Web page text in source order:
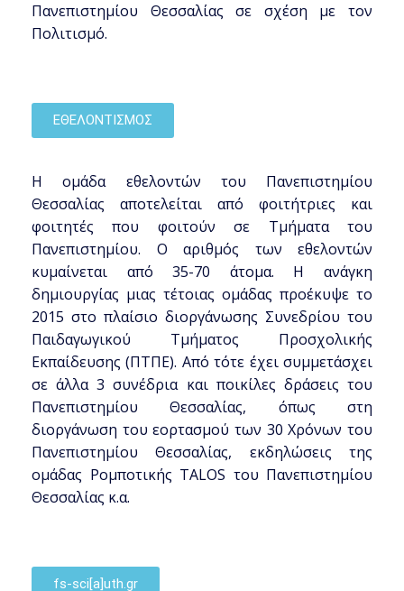
Πανεπιστημίου Θεσσαλίας σε σχέση με τον
Πολιτισμό.
ΕΘΕΛΟΝΤΙΣΜΟΣ
Η ομάδα εθελοντών του Πανεπιστημίου
Θεσσαλίας αποτελείται από φοιτήτριες και
φοιτητές που φοιτούν σε Τμήματα του
Πανεπιστημίου. Ο αριθμός των εθελοντών
κυμαίνεται από 35-70 άτομα. Η ανάγκη
δημιουργίας μιας τέτοιας ομάδας προέκυψε το
2015 στο πλαίσιο διοργάνωσης Συνεδρίου του
Παιδαγωγικού Τμήματος Προσχολικής
Εκπαίδευσης (ΠΤΠΕ). Από τότε έχει συμμετάσχει
σε άλλα 3 συνέδρια και ποικίλες δράσεις του
Πανεπιστημίου Θεσσαλίας, όπως στη
διοργάνωση του εορτασμού των 30 Χρόνων του
Πανεπιστημίου Θεσσαλίας, εκδηλώσεις της
ομάδας Ρομποτικής TALOS του Πανεπιστημίου
Θεσσαλίας κ.α.
fs-sci[a]uth.gr